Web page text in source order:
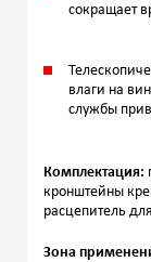
сокращает
влаги на
службы
Комплектация:
кронштейны
расцепитель
Зона